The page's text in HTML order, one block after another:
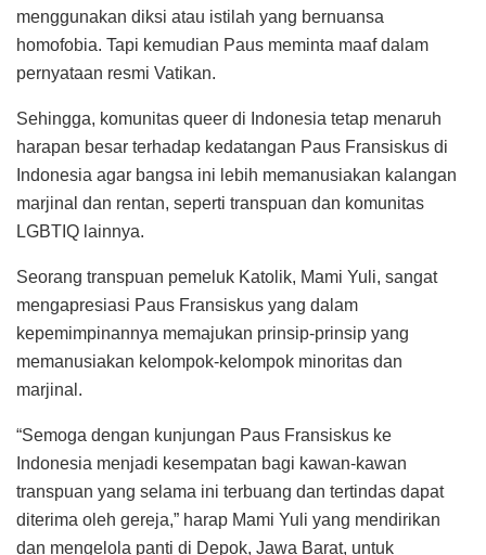
menggunakan diksi atau istilah yang bernuansa
homofobia. Tapi kemudian Paus meminta maaf dalam
pernyataan resmi Vatikan.
Sehingga, komunitas queer di Indonesia tetap menaruh
harapan besar terhadap kedatangan Paus Fransiskus di
Indonesia agar bangsa ini lebih memanusiakan kalangan
marjinal dan rentan, seperti transpuan dan komunitas
LGBTIQ lainnya.
Seorang transpuan pemeluk Katolik, Mami Yuli, sangat
mengapresiasi Paus Fransiskus yang dalam
kepemimpinannya memajukan prinsip-prinsip yang
memanusiakan kelompok-kelompok minoritas dan
marjinal.
“Semoga dengan kunjungan Paus Fransiskus ke
Indonesia menjadi kesempatan bagi kawan-kawan
transpuan yang selama ini terbuang dan tertindas dapat
diterima oleh gereja,” harap Mami Yuli yang mendirikan
dan mengelola panti di Depok, Jawa Barat, untuk